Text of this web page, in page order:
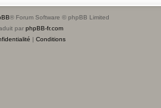
® Forum Software © phpBB Limited
par phpBB-fr.com
| Conditions